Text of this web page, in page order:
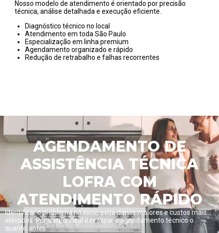
Nosso modelo de atendimento é orientado por precisão
técnica, análise detalhada e execução eficiente.
Diagnóstico técnico no local
Atendimento em toda São Paulo
Especialização em linha premium
Agendamento organizado e rápido
Redução de retrabalho e falhas recorrentes
AGENDAMENTO DE
ASSISTÊNCIA TÉCNICA
LOFRA COM
ATENDIMENTO RÁPIDO
Identificar o problema no início evita danos maiores e custos mais
elevados. Por isso, o ideal é realizar o agendamento técnico o
quanto antes.